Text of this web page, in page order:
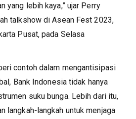
yang lebih kaya,” ujar Perry
talkshow di Asean Fest 2023,
Pusat, pada Selasa
contoh dalam mengantisipasi
Bank Indonesia tidak hanya
suku bunga. Lebih dari itu,
langkah-langkah untuk menjaga